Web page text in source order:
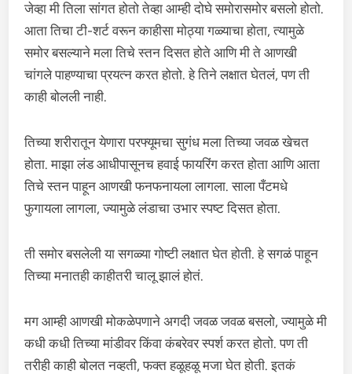
जेव्हा मी तिला सांगत होतो तेव्हा आम्ही दोघे समोरासमोर बसलो होतो.
आता तिचा टी-शर्ट वरून काहीसा मोठ्या गळ्याचा होता, त्यामुळे
समोर बसल्याने मला तिचे स्तन दिसत होते आणि मी ते आणखी
चांगले पाहण्याचा प्रयत्न करत होतो. हे तिने लक्षात घेतलं, पण ती
काही बोलली नाही.
तिच्या शरीरातून येणारा परफ्यूमचा सुगंध मला तिच्या जवळ खेचत
होता. माझा लंड आधीपासूनच हवाई फायरिंग करत होता आणि आता
तिचे स्तन पाहून आणखी फनफनायला लागला. साला पँटमधे
फुगायला लागला, ज्यामुळे लंडाचा उभार स्पष्ट दिसत होता.
ती समोर बसलेली या सगळ्या गोष्टी लक्षात घेत होती. हे सगळं पाहून
तिच्या मनातही काहीतरी चालू झालं होतं.
मग आम्ही आणखी मोकळेपणाने अगदी जवळ जवळ बसलो, ज्यामुळे मी
कधी कधी तिच्या मांडीवर किंवा कंबरेवर स्पर्श करत होतो. पण ती
तरीही काही बोलत नव्हती, फक्त हळूहळू मजा घेत होती. इतकं